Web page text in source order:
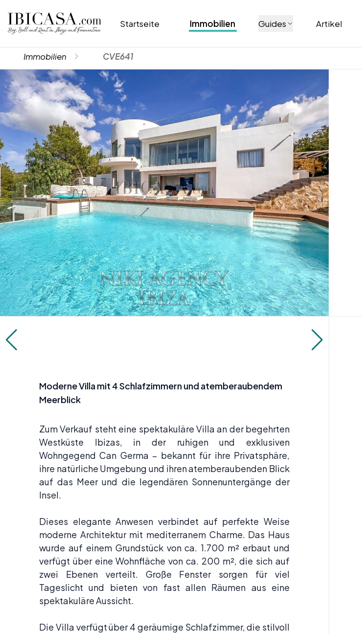
Startseite Immobilien Guides Artikel
Immobilien CVE641
Moderne Villa mit 4 Schlafzimmern und atemberaubendem
Meerblick
Zum Verkauf steht eine spektakuläre Villa an der begehrten
Westküste Ibizas, in der ruhigen und exklusiven
Wohngegend Can Germa – bekannt für ihre Privatsphäre,
ihre natürliche Umgebung und ihren atemberaubenden Blick
auf das Meer und die legendären Sonnenuntergänge der
Insel.
Dieses elegante Anwesen verbindet auf perfekte Weise
moderne Architektur mit mediterranem Charme. Das Haus
wurde auf einem Grundstück von ca. 1.700 m² erbaut und
verfügt über eine Wohnfläche von ca. 200 m², die sich auf
zwei Ebenen verteilt. Große Fenster sorgen für viel
Tageslicht und bieten von fast allen Räumen aus eine
spektakuläre Aussicht.
Die Villa verfügt über 4 geräumige Schlafzimmer, die stilvoll